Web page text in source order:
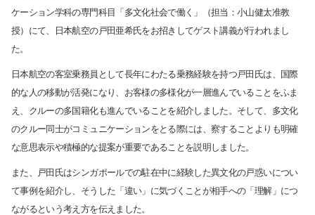
ケーション学科の専門科目「多文化社会で働く」（担当：小山健太准教
授）にて、日本航空の戸田亜希氏をお招きしてゲスト講義が行われまし
た。
日本航空の客室乗務員として長年にわたる乗務経験を持つ戸田氏は、国際
的な人の移動が活発になり、お客様の多様化が一層進んでいることをふま
え、クルーの多国籍化も進んでいることを紹介しました。そして、多文化
のクルー同士がコミュニケーションをとる際には、察することよりも明確
な意思表示や積極的な提案が重要であることを説明しました。
また、戸田氏はシンガポールでの駐在中に経験した異文化の戸惑いについ
て事例を紹介し、そうした「違い」に気づくことが相手への「理解」につ
ながるという考え方を伝えました。